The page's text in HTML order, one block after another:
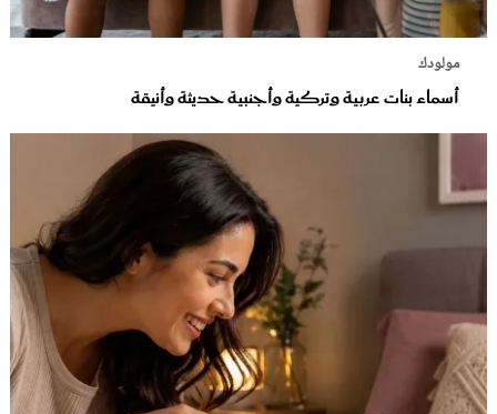
مولودك
أسماء بنات عربية وتركية وأجنبية حديثة وأنيقة